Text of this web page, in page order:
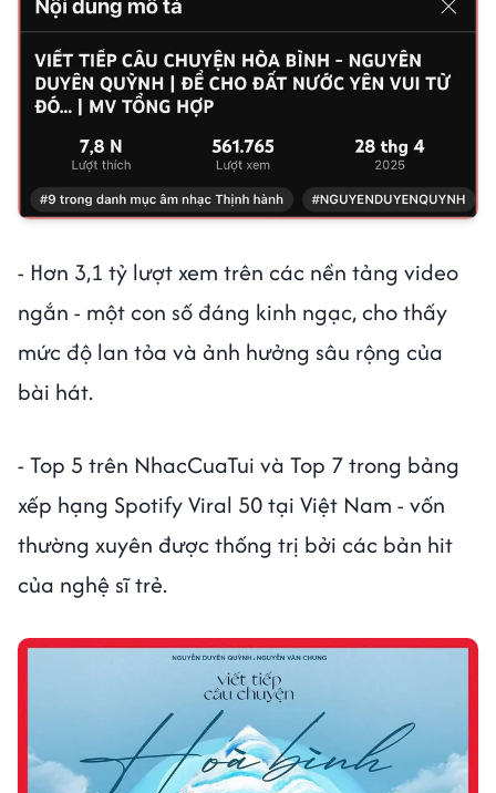
- Hơn 3,1 tỷ lượt xem trên các nền tảng video
ngắn - một con số đáng kinh ngạc, cho thấy
mức độ lan tỏa và ảnh hưởng sâu rộng của
bài hát.
- Top 5 trên NhacCuaTui và Top 7 trong bảng
xếp hạng Spotify Viral 50 tại Việt Nam - vốn
thường xuyên được thống trị bởi các bản hit
của nghệ sĩ trẻ.